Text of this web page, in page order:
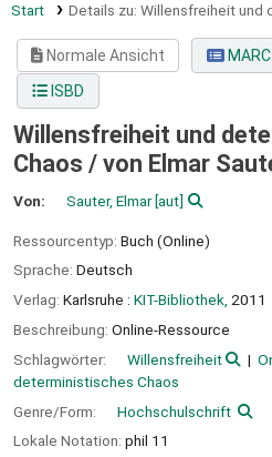
Start Details zu: Willensfreiheit und
Normale Ansicht
ISBD
Willensfreiheit und
Chaos / von Elmar
Von: Sauter, Elmar[aut]
Ressourcentyp: Buch (Online)
Sprache: Deutsch
Verlag: Karlsruhe : KIT-Bibliothek, 2011
Beschreibung: Online-Ressource
Schlagwörter:
Willensfreiheit
deterministisches Chaos
Genre/Form:
Hochschulschrift
Lokale Notation: phil 11